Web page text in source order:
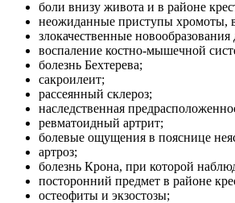
боли внизу живота и в районе
неожиданные приступы хромоты,
злокачественные
воспаление костно-мышечной
болезнь Бехтерева;
сакроилеит;
рассеянный склероз;
наследственная
ревматоидный артрит;
болевые ощущения в пояснице
артроз;
болезнь Крона, при которой
посторонний предмет в районе
остеофиты и экзостозы;